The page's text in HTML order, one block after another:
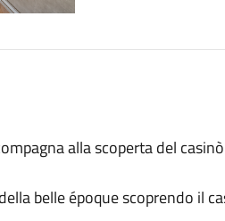
alla scoperta del
belle époque scoprendo il